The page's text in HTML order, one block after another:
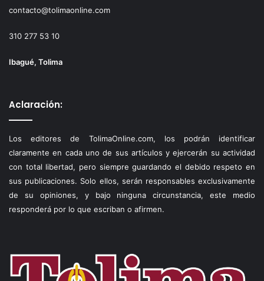
contacto@tolimaonline.com
310 277 53 10
Ibagué, Tolima
Aclaración:
Los editores de TolimaOnline.com, los podrán identificar
claramente en cada uno de sus artículos y ejercerán su actividad
con total libertad, pero siempre guardando el debido respeto en
sus publicaciones. Solo ellos, serán responsables exclusivamente
de su opiniones, y bajo ninguna circunstancia, este medio
responderá por lo que escriban o afirmen.